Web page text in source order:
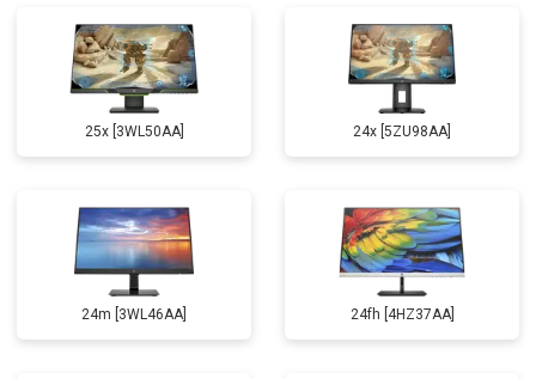
25x [3WL50AA] 24x [5ZU98AA]
24m [3WL46AA] 24fh [4HZ37AA]